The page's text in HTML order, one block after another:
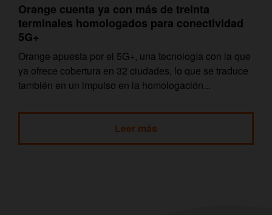
Orange cuenta ya con más de treinta
terminales homologados para conectividad
5G+
Orange apuesta por el 5G+, una tecnología con la que
ya ofrece cobertura en 32 ciudades, lo que se traduce
también en un impulso en la homologación...
Leer más